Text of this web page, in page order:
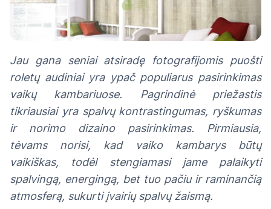
Jau gana seniai atsiradę fotografijomis puošti
roletų audiniai yra ypač populiarus pasirinkimas
vaikų kambariuose. Pagrindinė priežastis
tikriausiai yra spalvų kontrastingumas, ryškumas
ir norimo dizaino pasirinkimas. Pirmiausia,
tėvams norisi, kad vaiko kambarys būtų
vaikiškas, todėl stengiamasi jame palaikyti
spalvingą, energingą, bet tuo pačiu ir raminančią
atmosferą, sukurti įvairių spalvų žaismą.